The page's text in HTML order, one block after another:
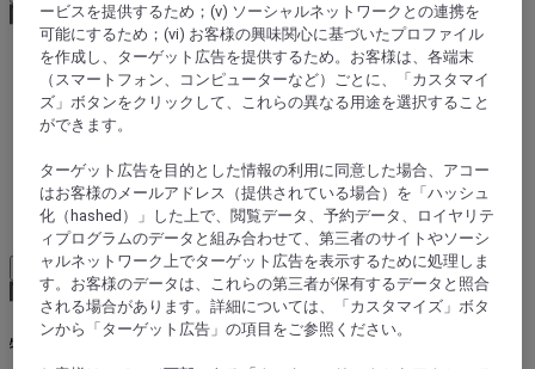
World
Europe
Azerbaidjan
バクー
Load More See more items
特別オファーをご利用ください
ービスを提供するため；(v) ソーシャルネットワークとの連携を
可能にするため；(vi) お客様の興味関心に基づいたプロファイル
を作成し、ターゲット広告を提供するため。お客様は、各端末
（スマートフォン、コンピューターなど）ごとに、「カスタマイ
ズ」ボタンをクリックして、これらの異なる用途を選択すること
ができます。
ターゲット広告を目的とした情報の利用に同意した場合、アコー
はお客様のメールアドレス（提供されている場合）を「ハッシュ
化（hashed）」した上で、閲覧データ、予約データ、ロイヤリテ
ィプログラムのデータと組み合わせて、第三者のサイトやソーシ
ャルネットワーク上でターゲット広告を表示するために処理しま
す。お客様のデータは、これらの第三者が保有するデータと照合
される場合があります。詳細については、「カスタマイズ」ボタ
ンから「ターゲット広告」の項目をご参照ください。